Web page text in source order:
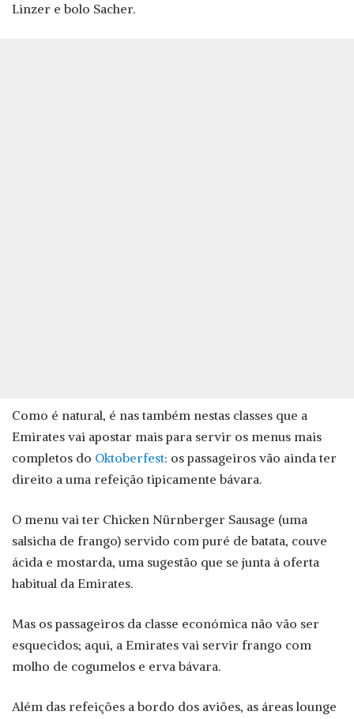
Linzer e bolo Sacher.
Como é natural, é nas também nestas classes que a
Emirates vai apostar mais para servir os menus mais
completos do Oktoberfest: os passageiros vão ainda ter
direito a uma refeição tipicamente bávara.
O menu vai ter Chicken Nürnberger Sausage (uma
salsicha de frango) servido com puré de batata, couve
ácida e mostarda, uma sugestão que se junta à oferta
habitual da Emirates.
Mas os passageiros da classe económica não vão ser
esquecidos; aqui, a Emirates vai servir frango com
molho de cogumelos e erva bávara.
Além das refeições a bordo dos aviões, as áreas lounge